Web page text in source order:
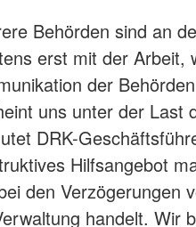
Behörden sind an
erst mit der Arbeit,
der
uns unter der Last
DRK-
Hilfsangebot
den Verzögerungen
handelt. Wir